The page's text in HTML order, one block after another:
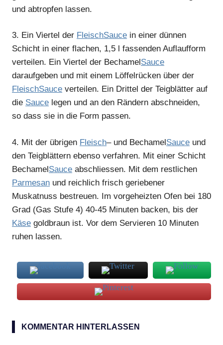
und abtropfen lassen.
3. Ein Viertel der FleischSauce in einer dünnen
Schicht in einer flachen, 1,5 l fassenden Auflaufform
verteilen. Ein Viertel der BechamelSauce
daraufgeben und mit einem Löffelrücken über der
FleischSauce verteilen. Ein Drittel der Teigblätter auf
die Sauce legen und an den Rändern abschneiden,
so dass sie in die Form passen.
4. Mit der übrigen Fleisch– und BechamelSauce und
den Teigblättern ebenso verfahren. Mit einer Schicht
BechamelSauce abschliessen. Mit dem restlichen
Parmesan und reichlich frisch geriebener
Muskatnuss bestreuen. Im vorgeheizten Ofen bei 180
Grad (Gas Stufe 4) 40-45 Minuten backen, bis der
Käse goldbraun ist. Vor dem Servieren 10 Minuten
ruhen lassen.
KOMMENTAR HINTERLASSEN